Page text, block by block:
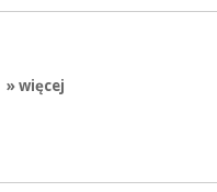
» więcej